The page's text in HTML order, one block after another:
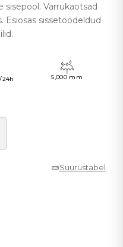
sisepool. Varrukaotsad
Esiosas sissetöödeldud
24h 5,000 mm
Suurustabel